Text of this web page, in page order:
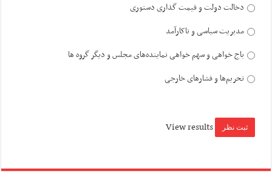
دخالت دولت و قیمت گذاری دستوری
مدیریت سیاسی و ناکارآمد
باج خواهی و سهم خواهی نماینده‌های مجلس و دیگر گروه ها
تحریم‌ها و فشارهای خارجی
View results